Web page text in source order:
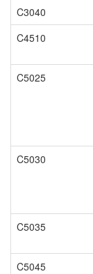
C3040
C4510
C5025
C5030
C5035
C5045